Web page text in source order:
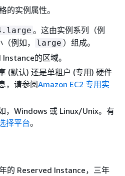
的实例属性。
。这由实例系列（例
例如， large ）组成。
的区域。
(默认) 还是单租户 (专用) 硬件
，请参阅Amazon EC2 专用实
，Windows 或 Linux/Unix。有
择平台。
的 Reserved Instance，三年